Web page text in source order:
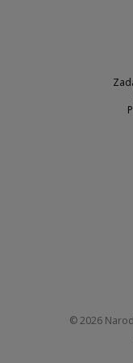
© 2026